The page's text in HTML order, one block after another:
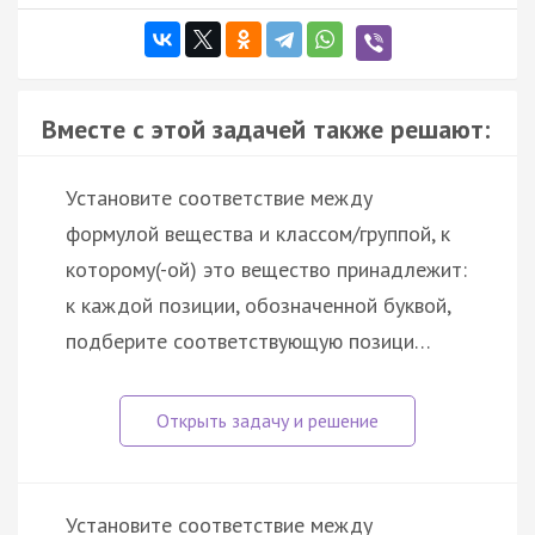
Вместе с этой задачей также решают:
Установите соответствие между
формулой вещества и классом/группой, к
которому(-ой) это вещество принадлежит:
к каждой позиции, обозначенной буквой,
подберите соответствующую позици…
Установите соответствие между